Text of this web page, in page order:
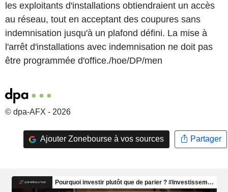
les exploitants d'installations obtiendraient un accès
au réseau, tout en acceptant des coupures sans
indemnisation jusqu'à un plafond défini. La mise à
l'arrêt d'installations avec indemnisation ne doit pas
être programmée d'office./hoe/DP/men
© dpa-AFX - 2026
Ajouter Zonebourse à vos sources Partager